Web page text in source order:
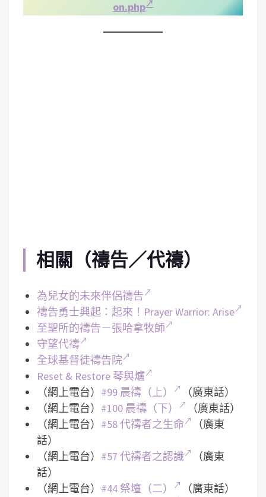
on.php
相關（禱告／代禱）
為兒女的未來伴侶禱告
禱告勇士興起：起來！Prayer Warrior: Arise
至聖所的禱告－張哈拿牧師
守望代禱
全球基督徒禱告院
Reset & Restore 琴與爐
（網上電台） #99 晨禱（上）
（廣東話）
（網上電台） #100 晨禱（下）
（廣東話）
（網上電台） #58 代禱者之生命
（廣東
話）
（網上電台） #57 代禱者之認識
（廣東
話）
（網上電台） #44 祭壇（二）
（廣東話）